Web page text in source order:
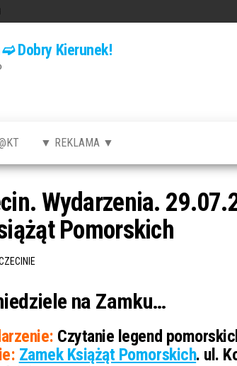
Dobry Kierunek!
▼ REKLAMA ▼
Wydarzenia.
Pomorskich
na Zamku…
Czytanie legend
Zamek Książąt Pomorskich. ul.